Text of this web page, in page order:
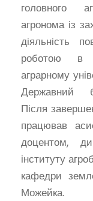
головного
агронома із
діяльність
роботою в
аграрному
Державний
Після
працював
доцентом,
інституту
кафедри
Можейка.